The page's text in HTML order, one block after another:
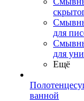
для
для
Ещё
ванной